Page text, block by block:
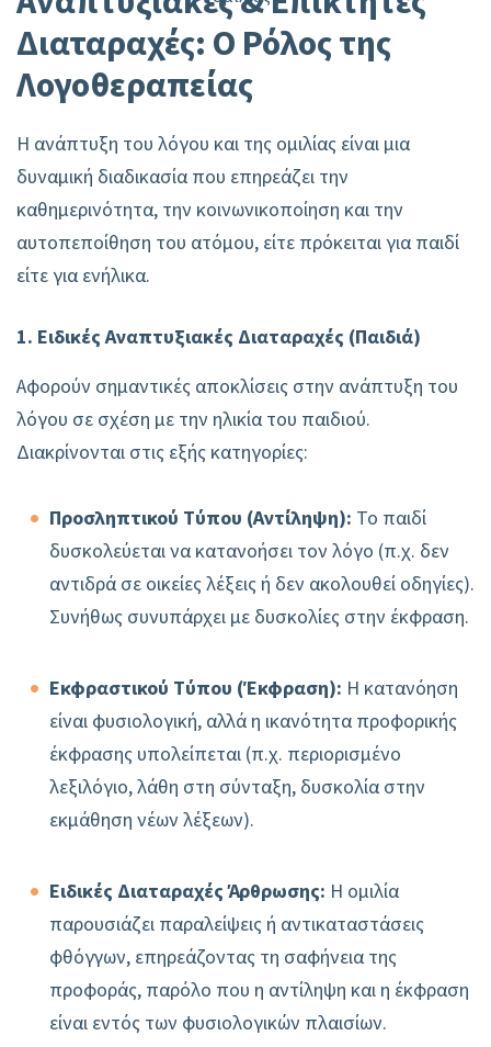
Διαταραχές: Ο Ρόλος της
Λογοθεραπείας
Η ανάπτυξη του λόγου και της ομιλίας είναι μια
δυναμική διαδικασία που επηρεάζει την
καθημερινότητα, την κοινωνικοποίηση και την
αυτοπεποίθηση του ατόμου, είτε πρόκειται για παιδί
είτε για ενήλικα.
1. Ειδικές Αναπτυξιακές Διαταραχές (Παιδιά)
Αφορούν σημαντικές αποκλίσεις στην ανάπτυξη του
λόγου σε σχέση με την ηλικία του παιδιού.
Διακρίνονται στις εξής κατηγορίες:
Προσληπτικού Τύπου (Αντίληψη): Το παιδί
δυσκολεύεται να κατανοήσει τον λόγο (π.χ. δεν
αντιδρά σε οικείες λέξεις ή δεν ακολουθεί οδηγίες).
Συνήθως συνυπάρχει με δυσκολίες στην έκφραση.
Εκφραστικού Τύπου (Έκφραση): Η κατανόηση
είναι φυσιολογική, αλλά η ικανότητα προφορικής
έκφρασης υπολείπεται (π.χ. περιορισμένο
λεξιλόγιο, λάθη στη σύνταξη, δυσκολία στην
εκμάθηση νέων λέξεων).
Ειδικές Διαταραχές Άρθρωσης: Η ομιλία
παρουσιάζει παραλείψεις ή αντικαταστάσεις
φθόγγων, επηρεάζοντας τη σαφήνεια της
προφοράς, παρόλο που η αντίληψη και η έκφραση
είναι εντός των φυσιολογικών πλαισίων.